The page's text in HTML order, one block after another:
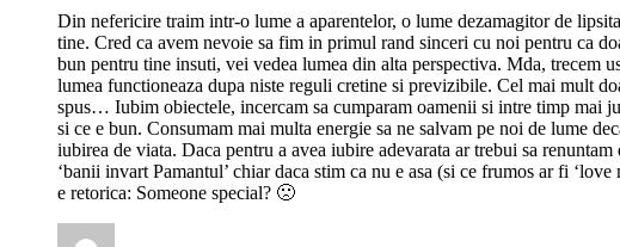
Din nefericire traim intr-o lume a aparentelor, o lume dezamagitor de
tine. Cred ca avem nevoie sa fim in primul rand sinceri cu noi pentru ca
bun pentru tine insuti, vei vedea lumea din alta perspectiva. Mda, trecem
lumea functioneaza dupa niste reguli cretine si previzibile. Cel mai mult
spus… Iubim obiectele, incercam sa cumparam oamenii si intre timp mai
si ce e bun. Consumam mai multa energie sa ne salvam pe noi de lume
iubirea de viata. Daca pentru a avea iubire adevarata ar trebui sa
‘banii invart Pamantul’ chiar daca stim ca nu e asa (si ce frumos ar fi
e retorica: Someone special? 🙁